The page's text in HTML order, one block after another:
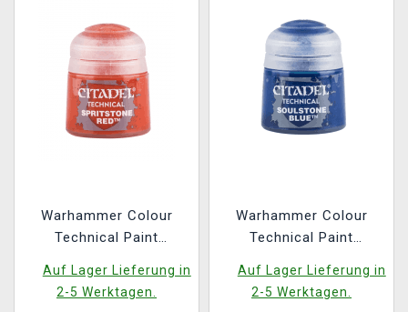
Warhammer Colour
Technical Paint
texturová barva,
červená
Auf Lager Lieferung in
2-5 Werktagen.
Warhammer Colour
Technical Paint
texturová barva, modrá
Auf Lager Lieferung in
2-5 Werktagen.